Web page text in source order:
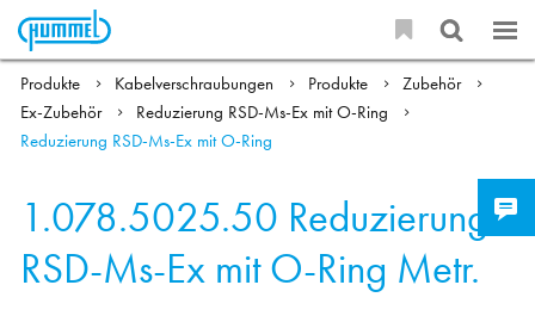
Produkte Kabelverschraubungen Produkte
Zubehör
Ex-Zubehör
Reduzierung RSD-Ms-Ex mit O-Ring
Reduzierung RSD-Ms-Ex mit O-Ring
1.078.5025.50 Reduzierung
RSD-Ms-Ex mit O-Ring Metr.